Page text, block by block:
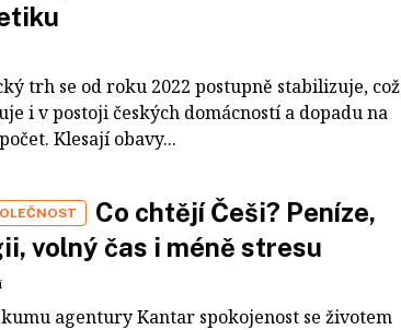
trh se od roku 2022 postupně stabilizuje, což
i v postoji českých domácností a dopadu na
Klesají obavy...
Co chtějí Češi? Peníze,
volný čas i méně stresu
agentury Kantar spokojenost se životem